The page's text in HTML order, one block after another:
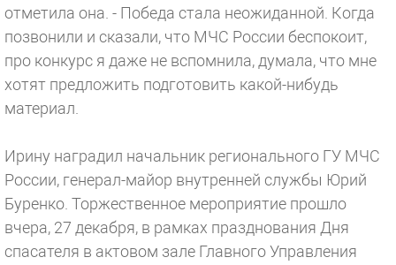
отметила она. - Победа стала неожиданной. Когда
позвонили и сказали, что МЧС России беспокоит,
про конкурс я даже не вспомнила, думала, что мне
хотят предложить подготовить какой-нибудь
материал.
Ирину наградил начальник регионального ГУ МЧС
России, генерал-майор внутренней службы Юрий
Буренко. Торжественное мероприятие прошло
вчера, 27 декабря, в рамках празднования Дня
спасателя в актовом зале Главного Управления